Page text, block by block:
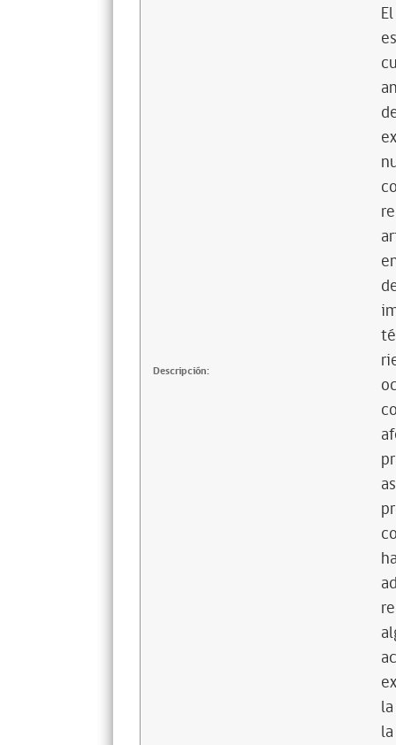
Descripción: